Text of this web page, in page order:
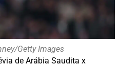
Getty Images
de Arábia Saudita x